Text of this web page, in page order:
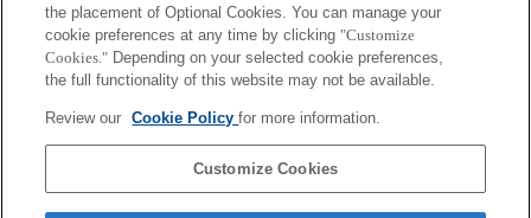
съемки.) Во время видеосъемки с использованием автофокусировки может
записываться рабочий шум объектива.
Если установить объектив с байонетом A, используя адаптер, функция "MF
assist" [Помощь при ручной фокусировке] не будет срабатывать автоматически
при поворачивании кольца фокусировки. Для увеличения изображения
Assist" [Помощь при ручной фокусировке] любой клавише в меню "Custom
Key Settings" [Настройки пользовательских кнопок].
Функция Touch Shutter [Съемка при касании] не работает.
the placement of Optional Cookies. You can manage your
cookie preferences at any time by clicking "Customize
Cookies." Depending on your selected cookie preferences,
the full functionality of this website may not be available.
Review our Cookie Policyfor more information.
Customize Cookies